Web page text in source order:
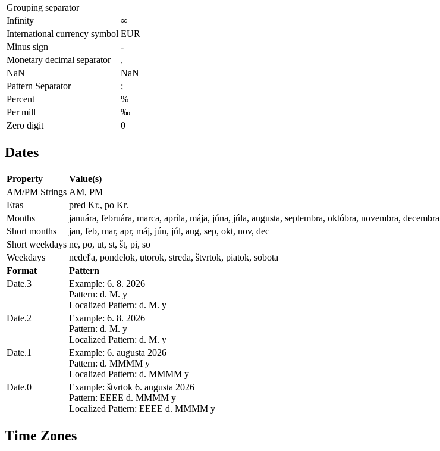
Grouping separator
Infinity
∞
International currency symbol EUR
Minus sign
-
Monetary decimal separator
,
NaN
NaN
Pattern Separator
;
Percent
%
Per mill
‰
Zero digit
0
Dates
Property
Value(s)
AM/PM Strings AM, PM
Eras
pred Kr., po Kr.
Months
januára, februára, marca, apríla, mája, júna, júla, augusta, septembra, októbra, novembra, decembra
Short months
jan, feb, mar, apr, máj, jún, júl, aug, sep, okt, nov, dec
Short weekdays ne, po, ut, st, št, pi, so
Weekdays
nedeľa, pondelok, utorok, streda, štvrtok, piatok, sobota
Format
Pattern
Date.3
Example: 6. 8. 2026
Pattern: d. M. y
Localized Pattern: d. M. y
Date.2
Example: 6. 8. 2026
Pattern: d. M. y
Localized Pattern: d. M. y
Date.1
Example: 6. augusta 2026
Pattern: d. MMMM y
Localized Pattern: d. MMMM y
Date.0
Example: štvrtok 6. augusta 2026
Pattern: EEEE d. MMMM y
Localized Pattern: EEEE d. MMMM y
Time Zones